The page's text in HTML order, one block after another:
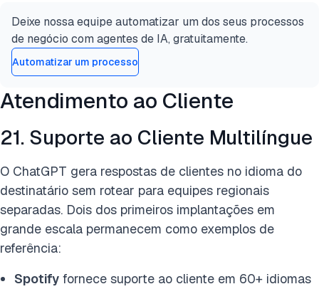
Deixe nossa equipe automatizar um dos seus processos
de negócio com agentes de IA, gratuitamente.
Automatizar um processo
Atendimento ao Cliente
21. Suporte ao Cliente Multilíngue
O ChatGPT gera respostas de clientes no idioma do
destinatário sem rotear para equipes regionais
separadas. Dois dos primeiros implantações em
grande escala permanecem como exemplos de
referência:
Spotify fornece suporte ao cliente em 60+ idiomas